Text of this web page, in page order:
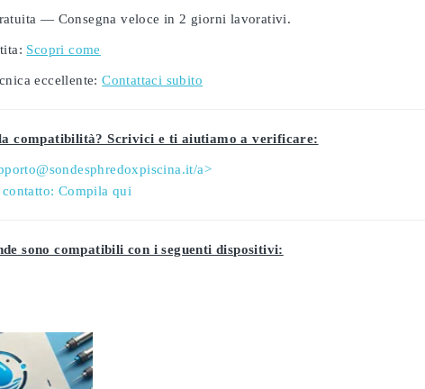
— Consegna veloce in 2 giorni lavorativi.
Scopri come
eccellente: Contattaci subito
compatibilità? Scrivici e ti aiutiamo a verificare:
a>
Compila qui
sono compatibili con i seguenti dispositivi: